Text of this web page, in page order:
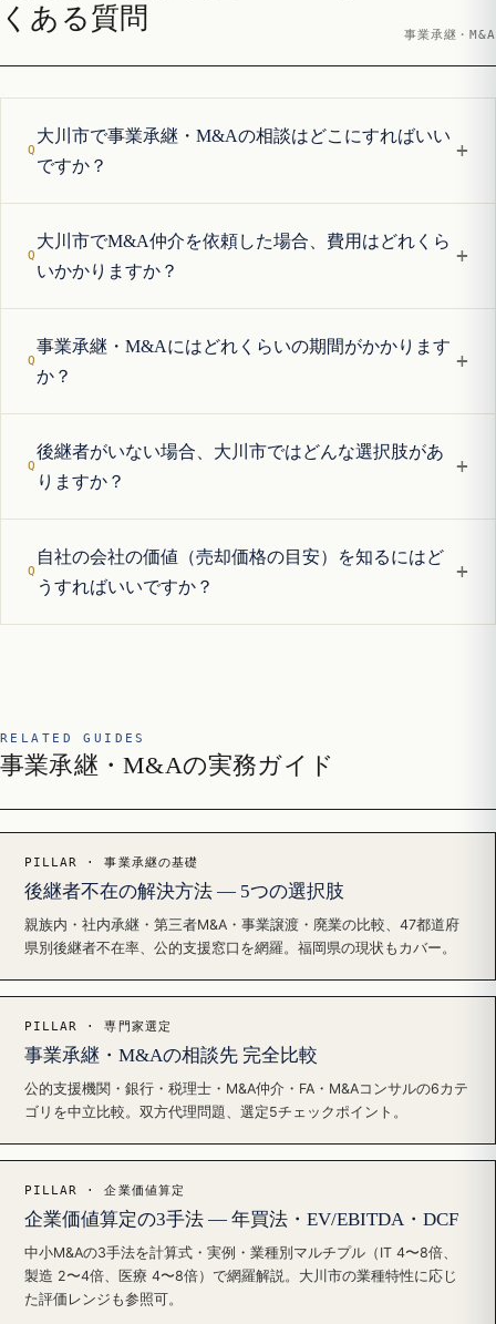
くある質問
事業承継・M&A
大川市で事業承継・M&Aの相談はどこにすればいい
ですか？
+
大川市でM&A仲介を依頼した場合、費用はどれくら
いかかりますか？
+
事業承継・M&Aにはどれくらいの期間がかかります
か？
+
後継者がいない場合、大川市ではどんな選択肢があ
りますか？
+
自社の会社の価値（売却価格の目安）を知るにはど
うすればいいですか？
+
RELATED GUIDES
事業承継・M&Aの実務ガイド
PILLAR · 事業承継の基礎
後継者不在の解決方法 — 5つの選択肢
親族内・社内承継・第三者M&A・事業譲渡・廃業の比較、47都道府
県別後継者不在率、公的支援窓口を網羅。福岡県の現状もカバー。
PILLAR · 専門家選定
事業承継・M&Aの相談先 完全比較
公的支援機関・銀行・税理士・M&A仲介・FA・M&Aコンサルの6カテ
ゴリを中立比較。双方代理問題、選定5チェックポイント。
PILLAR · 企業価値算定
企業価値算定の3手法 — 年買法・EV/EBITDA・DCF
中小M&Aの3手法を計算式・実例・業種別マルチプル（IT 4〜8倍、
製造 2〜4倍、医療 4〜8倍）で網羅解説。大川市の業種特性に応じ
た評価レンジも参照可。